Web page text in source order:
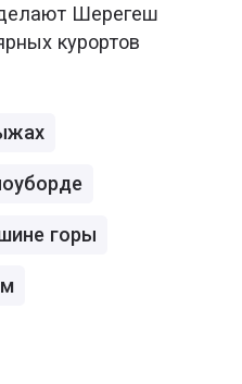
Шерегеш
курортов
горы